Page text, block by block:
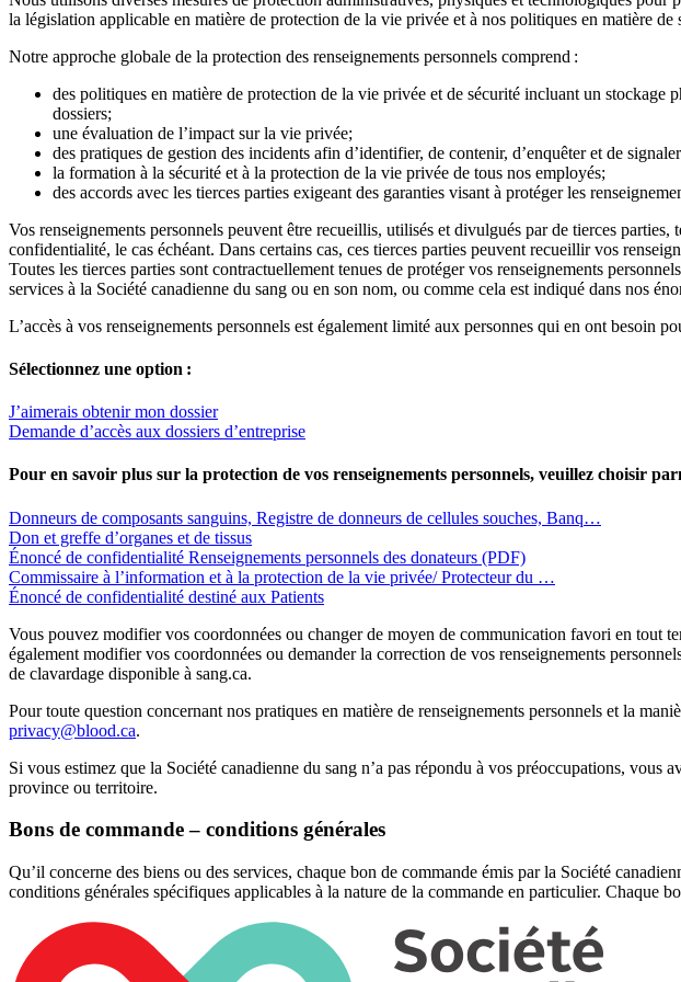
la législation applicable en matière de protection de la vie privée et à nos politiques en matière
Notre approche globale de la protection des renseignements personnels comprend :
des politiques en matière de protection de la vie privée et de sécurité incluant un
dossiers;
une évaluation de l’impact sur la vie privée;
des pratiques de gestion des incidents afin d’identifier, de contenir, d’enquêter et de
la formation à la sécurité et à la protection de la vie privée de tous nos employés;
des accords avec les tierces parties exigeant des garanties visant à protéger les
Vos renseignements personnels peuvent être recueillis, utilisés et divulgués par de tierces
confidentialité, le cas échéant. Dans certains cas, ces tierces parties peuvent recueillir vos
Toutes les tierces parties sont contractuellement tenues de protéger vos renseignements
services à la Société canadienne du sang ou en son nom, ou comme cela est indiqué dans nos
L’accès à vos renseignements personnels est également limité aux personnes qui en ont besoin
Sélectionnez une option :
J’aimerais obtenir mon dossier
Demande d’accès aux dossiers d’entreprise
Pour en savoir plus sur la protection de vos renseignements personnels, veuillez choisir
Donneurs de composants sanguins, Registre de donneurs de cellules souches, Banq…
Don et greffe d’organes et de tissus
Énoncé de confidentialité Renseignements personnels des donateurs (PDF)
Commissaire à l’information et à la protection de la vie privée/ Protecteur du …
Énoncé de confidentialité destiné aux Patients
Vous pouvez modifier vos coordonnées ou changer de moyen de communication favori en tout
également modifier vos coordonnées ou demander la correction de vos renseignements
de clavardage disponible à sang.ca.
Pour toute question concernant nos pratiques en matière de renseignements personnels et la
privacy@blood.ca.
Si vous estimez que la Société canadienne du sang n’a pas répondu à vos préoccupations,
province ou territoire.
Bons de commande – conditions générales
Qu’il concerne des biens ou des services, chaque bon de commande émis par la Société
conditions générales spécifiques applicables à la nature de la commande en particulier. Chaque